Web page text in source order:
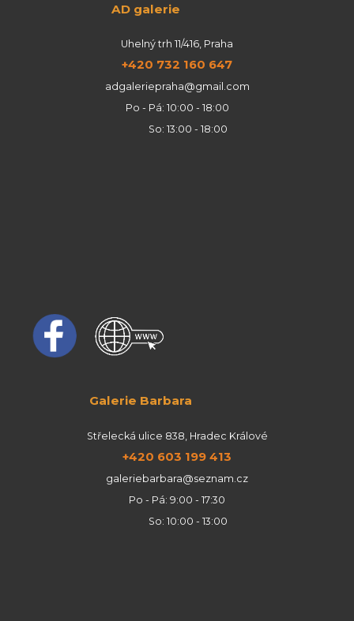
AD galerie
Uhelný trh 11/416, Praha
+420 732 160 647
adgaleriepraha@gmail.com
Po - Pá: 10:00 - 18:00
So: 13:00 - 18:00
Galerie Barbara
Střelecká ulice 838, Hradec Králové
+420 603 199 413
galeriebarbara@seznam.cz
Po - Pá: 9:00 - 17:30
So: 10:00 - 13:00